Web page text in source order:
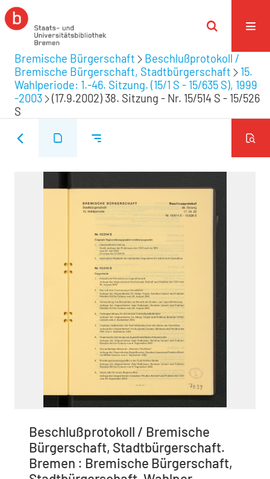
Bremische Bürgerschaft
Beschlußprotokoll /
Bremische Bürgerschaft, Stadtbürgerschaft
15.
Wahlperiode: 1.-46. Sitzung. (15/1 S - 15/635 S), 1999
-2003
(17.9.2002) 38. Sitzung - Nr. 15/514 S - 15/526
S
Beschlußprotokoll / Bremische
Bürgerschaft, Stadtbürgerschaft.
Bremen : Bremische Bürgerschaft,